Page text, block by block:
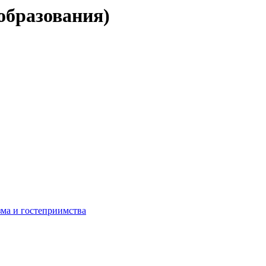
и гостеприимства